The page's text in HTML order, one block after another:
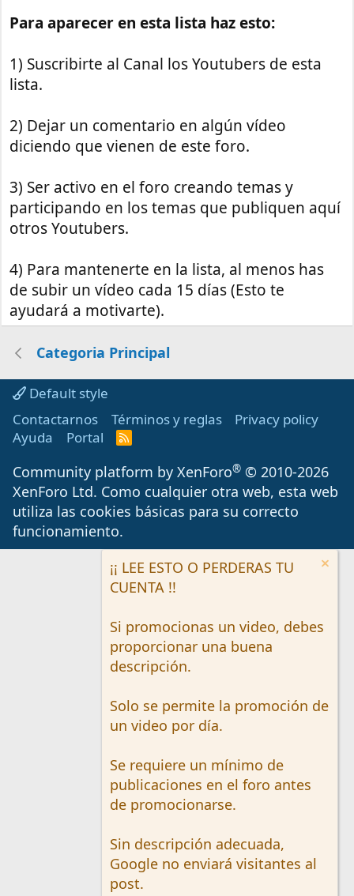
Para aparecer en esta lista haz esto:
1) Suscribirte al Canal los Youtubers de esta
lista.
2) Dejar un comentario en algún vídeo
diciendo que vienen de este foro.
3) Ser activo en el foro creando temas y
participando en los temas que publiquen aquí
otros Youtubers.
4) Para mantenerte en la lista, al menos has
de subir un vídeo cada 15 días (Esto te
ayudará a motivarte).
Categoria Principal
Default style
Contactarnos
Términos y reglas
Privacy policy
Ayuda
Portal
R
S
Community platform by XenForo® © 2010-2026
XenForo Ltd. Como cualquier otra web, esta web
utiliza las cookies básicas para su correcto
funcionamiento.
¡¡ LEE ESTO O PERDERAS TU
CUENTA !!
Si promocionas un video, debes
proporcionar una buena
descripción.
Solo se permite la promoción de
un video por día.
Se requiere un mínimo de
publicaciones en el foro antes
de promocionarse.
Sin descripción adecuada,
Google no enviará visitantes al
post.